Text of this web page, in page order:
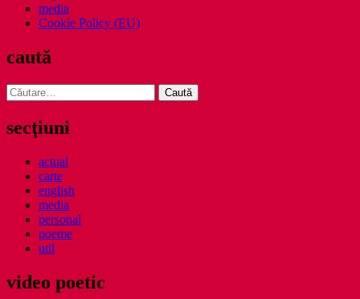
media
Cookie Policy (EU)
caută
Caută
după:
secţiuni
actual
carte
english
media
personal
poeme
util
video poetic